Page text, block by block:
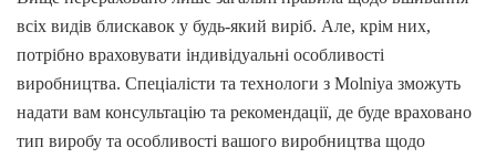
всіх видів блискавок у будь-який виріб. Але, крім них,
потрібно враховувати індивідуальні особливості
виробництва. Спеціалісти та технологи з Molniya зможуть
надати вам консультацію та рекомендації, де буде враховано
тип виробу та особливості вашого виробництва щодо